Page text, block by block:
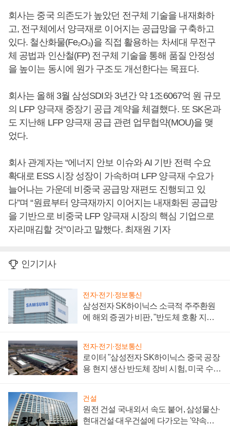
회사는 중국 의존도가 높았던 전구체 기술을 내재화하
고, 전구체에서 양극재로 이어지는 공급망을 구축하고
있다. 철산화물(Fe₂O₃)을 직접 활용하는 차세대 무전구
체 공법과 인산철(FP) 전구체 기술을 통해 품질 안정성
을 높이는 동시에 원가 구조도 개선한다는 목표다.
회사는 올해 3월 삼성SDI와 3년간 약 1조6067억 원 규모
의 LFP 양극재 중장기 공급 계약을 체결했다. 또 SK온과
도 지난해 LFP 양극재 공급 관련 업무협약(MOU)을 맺
었다.
회사 관계자는 “에너지 안보 이슈와 AI 기반 전력 수요
확대로 ESS 시장 성장이 가속하며 LFP 양극재 수요가
늘어나는 가운데 비중국 공급망 재편도 진행되고 있
다”며 “원료부터 양극재까지 이어지는 내재화된 공급망
을 기반으로 비중국 LFP 양극재 시장의 핵심 기업으로
자리매김할 것”이라고 말했다. 최재원 기자
인기기사
전자·전기·정보통신
삼성전자 SK하이닉스 소극적 주주환원
에 해외 증권가 비판, "반도체 호황 지속
전자·전기·정보통신
로이터 "삼성전자 SK하이닉스 중국 공장
용 현지 생산 반도체 장비 시험, 미국 수출
건설
원전 건설 국내외서 속도 붙어, 삼성물산·
현대건설·대우건설에 다가오는 '약속의